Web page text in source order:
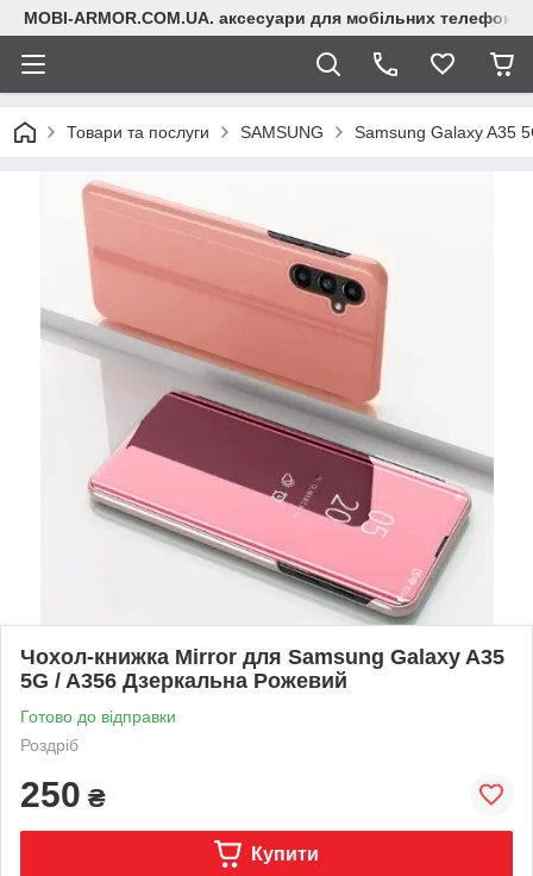
MOBI-ARMOR.COM.UA. аксесуари для мобільних телефонів
Товари та послуги SAMSUNG Samsung Galaxy A35
Чохол-книжка Mirror для Samsung Galaxy A35
5G / A356 Дзеркальна Рожевий
Готово до відправки
Роздріб
250 ₴
Купити